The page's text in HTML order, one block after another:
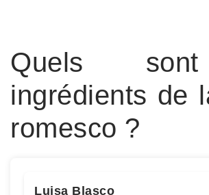
Quels
ingrédients de
romesco ?
Luisa Blasco